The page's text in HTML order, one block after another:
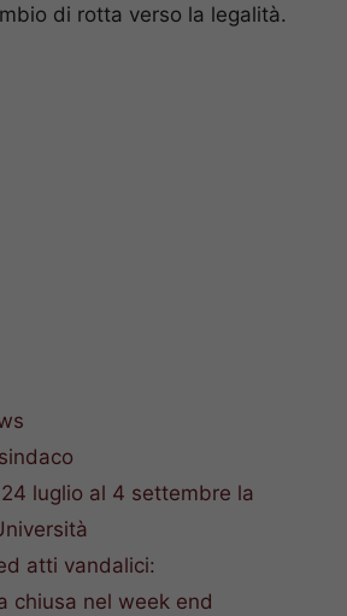
di rotta verso la legalità.
sindaco
luglio al 4 settembre la
atti vandalici:
chiusa nel week end